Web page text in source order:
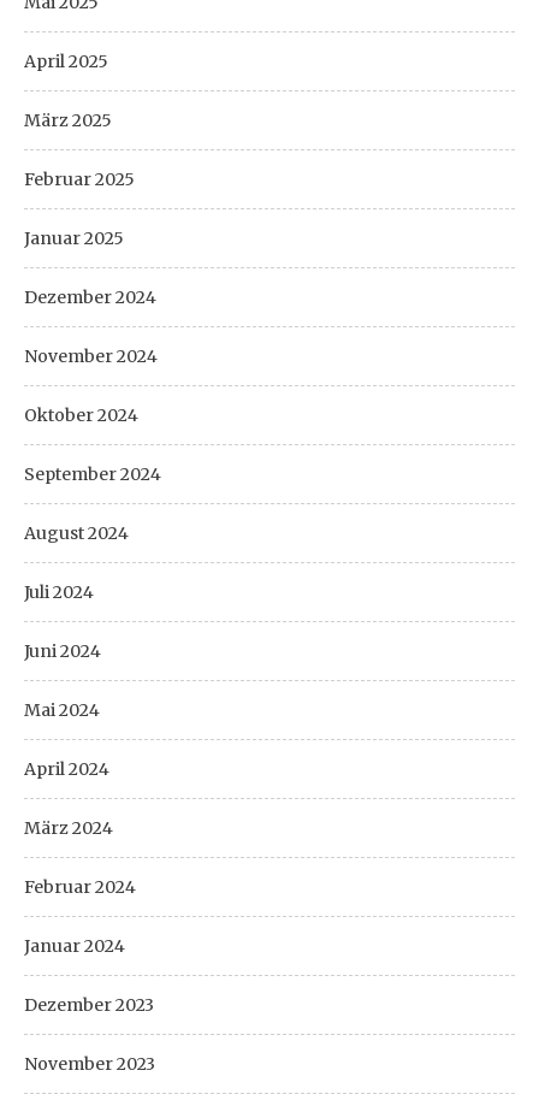
April 2025
März 2025
Februar 2025
Januar 2025
Dezember 2024
November 2024
Oktober 2024
September 2024
August 2024
Juli 2024
Juni 2024
Mai 2024
April 2024
März 2024
Februar 2024
Januar 2024
Dezember 2023
November 2023